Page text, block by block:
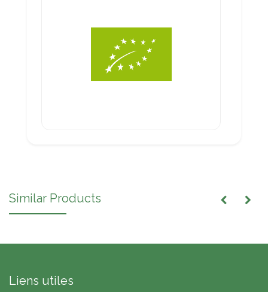
Similar Products
Liens utiles